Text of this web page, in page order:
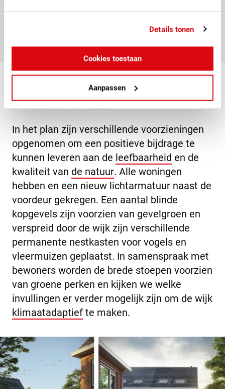
Details tonen
Cookies toestaan
Aanpassen
In het plan zijn verschillende voorzieningen
opgenomen om een positieve bijdrage te
kunnen leveren aan de leefbaarheid en de
kwaliteit van de natuur. Alle woningen
hebben en een nieuw lichtarmatuur naast de
voordeur gekregen. Een aantal blinde
kopgevels zijn voorzien van gevelgroen en
verspreid door de wijk zijn verschillende
permanente nestkasten voor vogels en
vleermuizen geplaatst. In samenspraak met
bewoners worden de brede stoepen voorzien
van groene perken en kijken we welke
invullingen er verder mogelijk zijn om de wijk
klimaatadaptief te maken.